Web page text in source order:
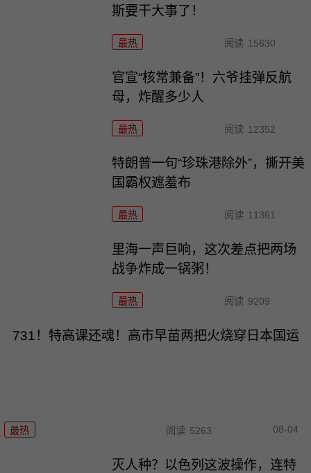
斯要干大事了！
最热 阅读 15630
官宣“核常兼备”！六爷挂弹反航
母，炸醒多少人
最热 阅读 12352
特朗普一句“珍珠港除外”，撕开美
国霸权遮羞布
最热 阅读 11361
里海一声巨响，这次差点把两场
战争炸成一锅粥！
最热 阅读 9209
731！特高课还魂！高市早苗两把火烧穿日本国运
最热 阅读 5263 08-04
灭人种？以色列这波操作，连特